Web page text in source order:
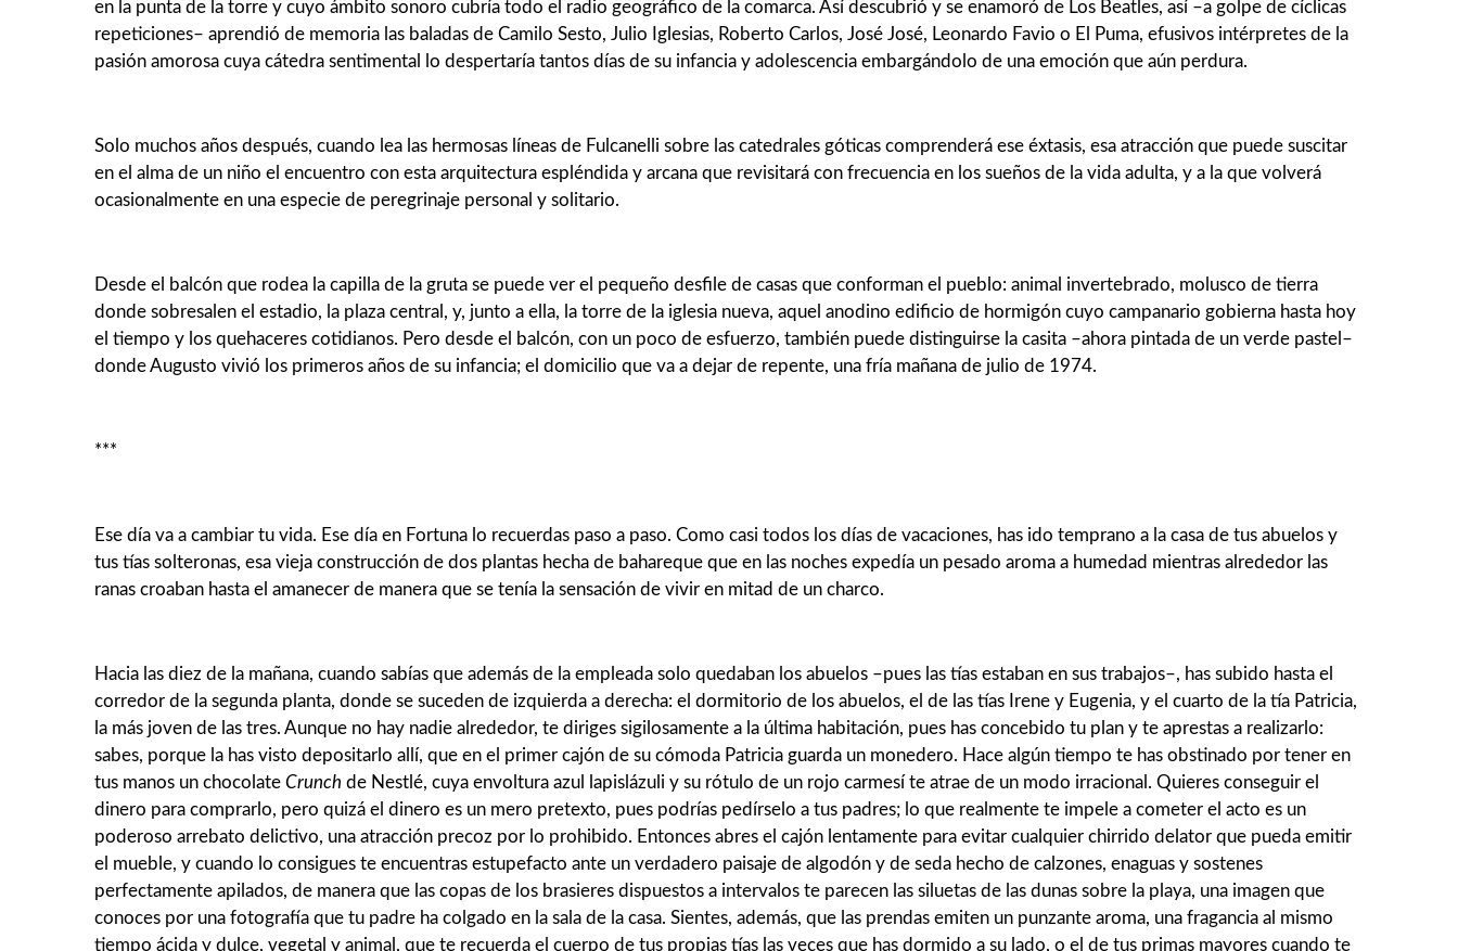
en la punta de la torre y cuyo ámbito sonoro cubría todo el radio geográfico de la comarca. Así descubrió y se enamoró de Los Beatles, así –a golpe de cíclicas
repeticiones– aprendió de memoria las baladas de Camilo Sesto, Julio Iglesias, Roberto Carlos, José José, Leonardo Favio o El Puma, efusivos intérpretes de la
pasión amorosa cuya cátedra sentimental lo despertaría tantos días de su infancia y adolescencia embargándolo de una emoción que aún perdura.
Solo muchos años después, cuando lea las hermosas líneas de Fulcanelli sobre las catedrales góticas comprenderá ese éxtasis, esa atracción que puede suscitar
en el alma de un niño el encuentro con esta arquitectura espléndida y arcana que revisitará con frecuencia en los sueños de la vida adulta, y a la que volverá
ocasionalmente en una especie de peregrinaje personal y solitario.
Desde el balcón que rodea la capilla de la gruta se puede ver el pequeño desfile de casas que conforman el pueblo: animal inverte­brado, mo­lusco de tierra
donde sobresalen el estadio, la plaza central, y, junto a ella, la torre de la iglesia nueva, aquel anodino edificio de hormigón cuyo campanario gobierna hasta hoy
el tiempo y los quehaceres cotidianos. Pero desde el balcón, con un poco de esfuerzo, también puede distinguirse la casita –ahora pintada de un verde pastel–
donde Augusto vivió los primeros años de su infancia; el domicilio que va a dejar de repente, una fría mañana de julio de 1974.
***
Ese día va a cambiar tu vida. Ese día en Fortuna lo recuerdas paso a paso. Como casi todos los días de vacaciones, has ido temprano a la casa de tus abuelos y
tus tías solteronas, esa vieja construcción de dos plantas hecha de bahareque que en las noches expedía un pesado aroma a humedad mientras alrededor las
ranas croaban hasta el amanecer de manera que se tenía la sensación de vivir en mitad de un charco.
Hacia las diez de la mañana, cuando sabías que además de la empleada solo quedaban los abuelos –pues las tías estaban en sus trabajos–, has subido hasta el
corredor de la segunda planta, donde se suceden de izquierda a derecha: el dormitorio de los abuelos, el de las tías Irene y Eugenia, y el cuarto de la tía Patricia,
la más joven de las tres. Aunque no hay nadie alrededor, te diriges sigilosamente a la última habitación, pues has concebido tu plan y te aprestas a realizarlo:
sabes, porque la has visto depositarlo allí, que en el primer cajón de su cómoda Patricia guarda un monedero. Hace algún tiempo te has obstinado por tener en
tus manos un chocolate Crunch de Nestlé, cuya envoltura azul lapislázuli y su rótulo de un rojo carmesí te atrae de un modo irracional. Quieres conseguir el
dinero para comprarlo, pero quizá el dinero es un mero pretexto, pues podrías pedírselo a tus padres; lo que realmente te impele a cometer el acto es un
poderoso arrebato delictivo, una atracción precoz por lo prohibido. Entonces abres el cajón lentamente para evitar cualquier chirrido delator que pueda emitir
el mueble, y cuando lo consigues te encuentras estupefacto ante un verdadero paisaje de algodón y de seda hecho de calzones, enaguas y sostenes
perfectamente apilados, de manera que las copas de los brasieres dispuestos a intervalos te parecen las siluetas de las dunas sobre la playa, una imagen que
conoces por una fotografía que tu padre ha colgado en la sala de la casa. Sientes, además, que las prendas emiten un punzante aroma, una fragancia al mismo
tiempo ácida y dulce, vegetal y animal, que te recuerda el cuerpo de tus propias tías las veces que has dormido a su lado, o el de tus primas mayores cuando te